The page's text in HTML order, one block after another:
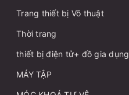
Trang thiết bị Võ thuật
Thời trang
thiết bị điện tử+ đồ gia dụng
MÁY TẬP